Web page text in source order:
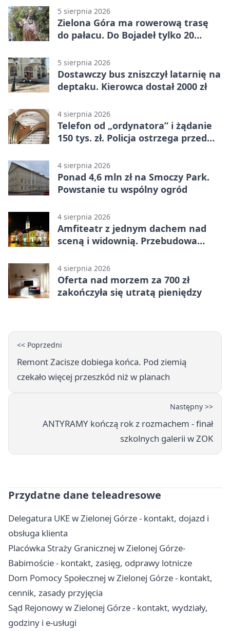
5 sierpnia 2026
Zielona Góra ma rowerową trasę
do pałacu. Do Bojadeł tylko 20
5 sierpnia 2026
Dostawczy bus zniszczył latarnię na
deptaku. Kierowca dostał 2000 zł
4 sierpnia 2026
Telefon od „ordynatora” i żądanie
150 tys. zł. Policja ostrzega przed
4 sierpnia 2026
Ponad 4,6 mln zł na Smoczy Park.
Powstanie tu wspólny ogród
4 sierpnia 2026
Amfiteatr z jednym dachem nad
sceną i widownią. Przebudowa
4 sierpnia 2026
Oferta nad morzem za 700 zł
zakończyła się utratą pieniędzy
<< Poprzedni
Remont Zacisze dobiega końca. Pod ziemią
czekało więcej przeszkód niż w planach
Następny >>
ANTYRAMY kończą rok z rozmachem - finał
szkolnych galerii w ZOK
Przydatne dane teleadresowe
Delegatura UKE w Zielonej Górze - kontakt, dojazd i
obsługa klienta
Placówka Straży Granicznej w Zielonej Górze-
Babimoście - kontakt, zasięg, odprawy lotnicze
Dom Pomocy Społecznej w Zielonej Górze - kontakt,
cennik, zasady przyjęcia
Sąd Rejonowy w Zielonej Górze - kontakt, wydziały,
godziny i e-usługi